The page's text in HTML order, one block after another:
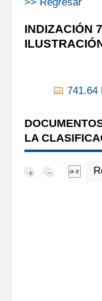
INDIZACIÓN
741.64
LA